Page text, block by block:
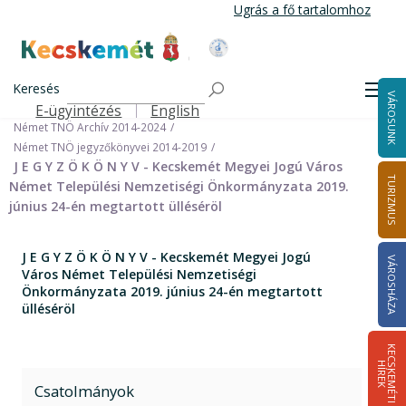
tartalomra
Ugrás a fő tartalomhoz
Kecskemét Város Honlapja
Keresés
Felső navigáció
E-ügyintézés English VÁROSUNK
TURIZMUS
VÁROSHÁZA
K
E
C
S
K
E
M
É
T
I
HÍ
R
E
K
Önkormányzat
Nemzetiségi Önkormányzatok
Német Települési Nemzetiségi Önkormányzat
Német TNÖ Archív 2014-2024
Német TNÖ jegyzőkönyvei 2014-2019
J E G Y Z Ö K Ö N Y V - Kecskemét Megyei Jogú Város
Német Települési Nemzetiségi Önkormányzata 2019.
június 24-én megtartott ülléséröl
J E G Y Z Ö K Ö N Y V - Kecskemét Megyei Jogú
Város Német Települési Nemzetiségi
Önkormányzata 2019. június 24-én megtartott
ülléséröl
Csatolmányok